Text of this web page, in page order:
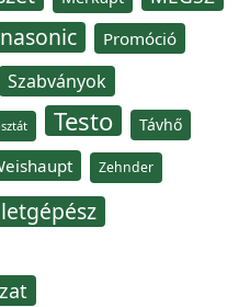
Promóció
Szabványok
Testo Távhő
Zehnder